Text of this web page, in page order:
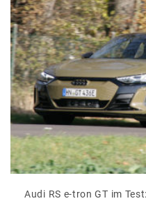
Audi RS e-tron GT im